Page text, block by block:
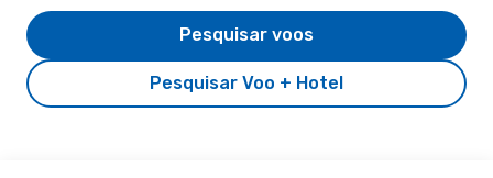
Pesquisar Voo + Hotel
Pesquisar voos